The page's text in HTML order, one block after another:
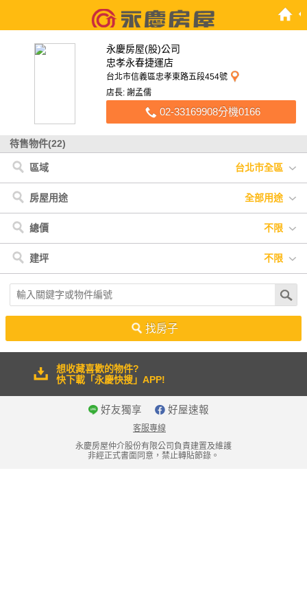
永慶房屋(股)公司
忠孝永春捷運店
台北市信義區忠孝東路五段454號
店長: 謝孟儒
02-33169908分機0166
待售物件(22)
區域 台北市全區
台北市
< 台北市 信義區
房屋用途 全部用途
全部用途 其他
總價 不限
不限 900萬以下
建坪 不限
不限 20坪以下 20坪-30坪 30坪-40坪
40坪-50坪
50坪以上
找房子
想收藏喜歡的物件?
快下載「永慶快搜」APP!
好友獨享 好屋速報
客服專線
永慶房屋仲介股份有限公司負責建置及維護
非經正式書面同意，禁止轉貼節錄。